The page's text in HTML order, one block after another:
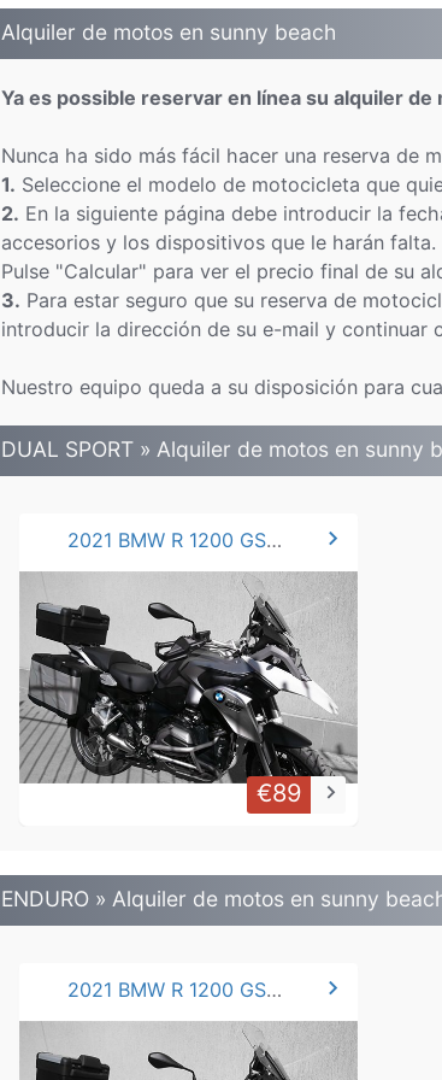
Alquiler de motos en sunny beach
Ya es possible reservar en línea su alquiler
Nunca ha sido más fácil hacer una reserva de
1. Seleccione el modelo de motocicleta que
2. En la siguiente página debe introducir la
accesorios y los dispositivos que le harán falta.
Pulse "Calcular" para ver el precio final de su
3. Para estar seguro que su reserva de
introducir la dirección de su e-mail y continuar
Nuestro equipo queda a su disposición para
DUAL SPORT » Alquiler de motos en sunny
2021 BMW R 1200 GS .LC 125 hp chevron_right
€89 keyboard_arrow_right
ENDURO » Alquiler de motos en sunny
2021 BMW R 1200 GS .LC 125 hp chevron_right